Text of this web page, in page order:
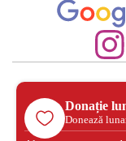
Donație
Donează